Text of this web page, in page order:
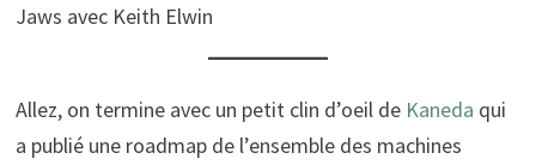
Jaws avec Keith Elwin
Allez, on termine avec un petit clin d’oeil de Kaneda qui
a publié une roadmap de l’ensemble des machines